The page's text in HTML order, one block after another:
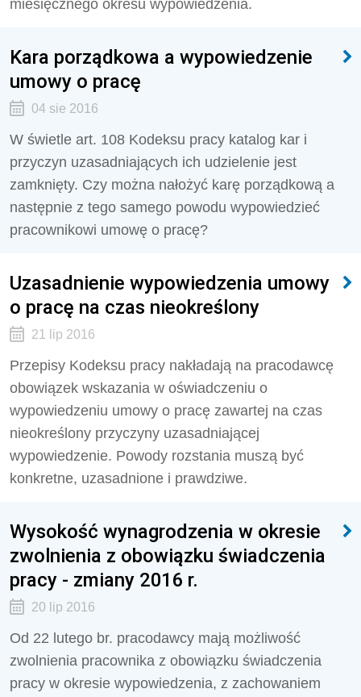
miesięcznego okresu wypowiedzenia.
Kara porządkowa a wypowiedzenie
umowy o pracę
04 sie 2016
W świetle art. 108 Kodeksu pracy katalog kar i
przyczyn uzasadniających ich udzielenie jest
zamknięty. Czy można nałożyć karę porządkową a
następnie z tego samego powodu wypowiedzieć
pracownikowi umowę o pracę?
Uzasadnienie wypowiedzenia umowy
o pracę na czas nieokreślony
21 lip 2016
Przepisy Kodeksu pracy nakładają na pracodawcę
obowiązek wskazania w oświadczeniu o
wypowiedzeniu umowy o pracę zawartej na czas
nieokreślony przyczyny uzasadniającej
wypowiedzenie. Powody rozstania muszą być
konkretne, uzasadnione i prawdziwe.
Wysokość wynagrodzenia w okresie
zwolnienia z obowiązku świadczenia
pracy - zmiany 2016 r.
20 lip 2016
Od 22 lutego br. pracodawcy mają możliwość
zwolnienia pracownika z obowiązku świadczenia
pracy w okresie wypowiedzenia, z zachowaniem